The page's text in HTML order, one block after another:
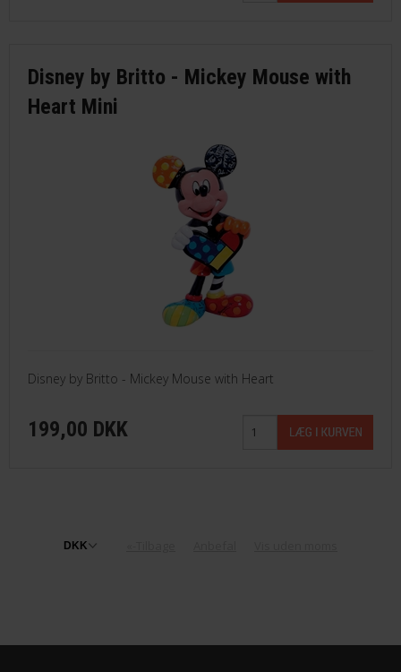
Disney by Britto - Mickey Mouse with
Heart Mini
Disney by Britto - Mickey Mouse with Heart
199,00 DKK